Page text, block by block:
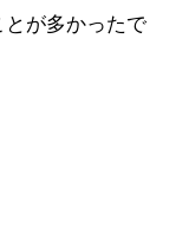
が多かったで